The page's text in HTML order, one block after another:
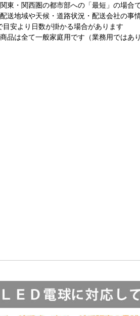
東・関西圏の都市部への「最短」の場合
送地域や天候・道路状況・配送会社の事
目安より日数が掛かる場合があります
品は全て一般家庭用です（業務用ではあり